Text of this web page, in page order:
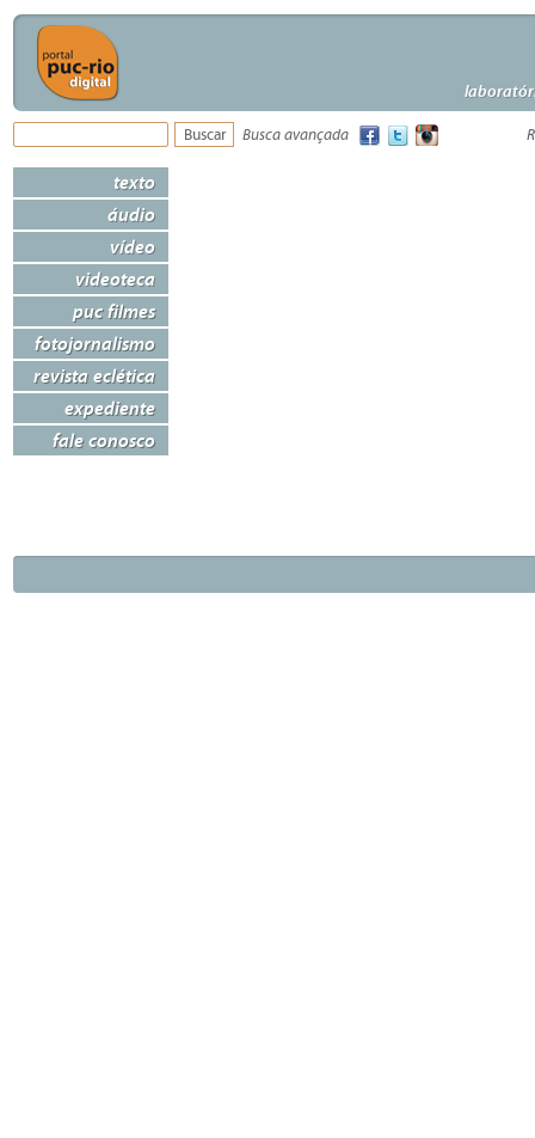
Busca avançada
texto
áudio
vídeo
videoteca
puc filmes
fotojornalismo
revista eclética
expediente
fale conosco